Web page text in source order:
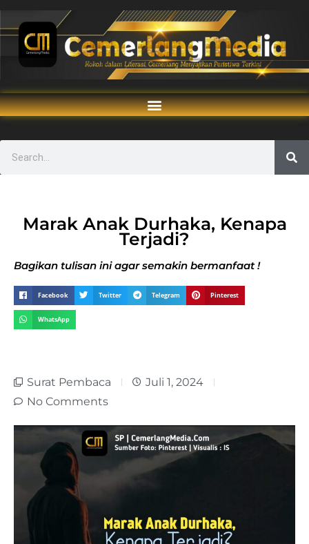
Marak Anak Durhaka, Kenapa
Terjadi?
Bagikan tulisan ini agar semakin bermanfaat !
Facebook Twitter Telegram Pinterest
WhatsApp
Surat Pembaca
Juli 1, 2024
No Comments